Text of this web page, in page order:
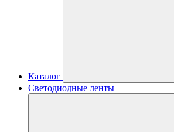
Каталог
Светодиодные ленты